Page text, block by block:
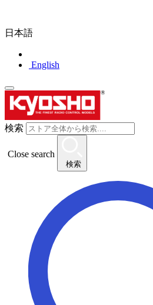
日本語
English
検索
Close search
検索